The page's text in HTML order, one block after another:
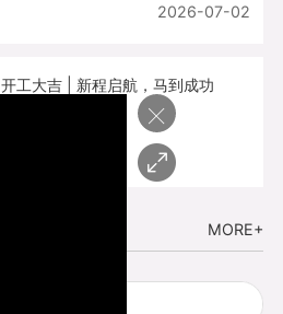
2026-07-02
开工大吉 | 新程启航，马到成功
MORE+
×